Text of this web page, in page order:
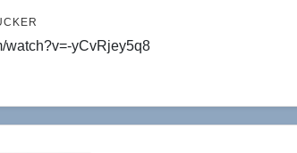
watch?v=-yCvRjey5q8